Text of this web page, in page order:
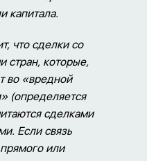
капитала.
что сделки со
стран, которые,
во «вредной
(определяется
сделками
Если связь
прямого или